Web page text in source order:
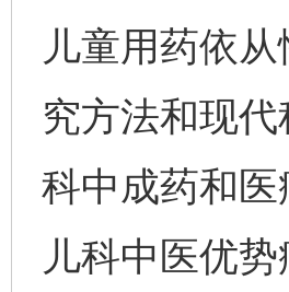
儿童用药依
究方法和现
科中成药和
儿科中医优